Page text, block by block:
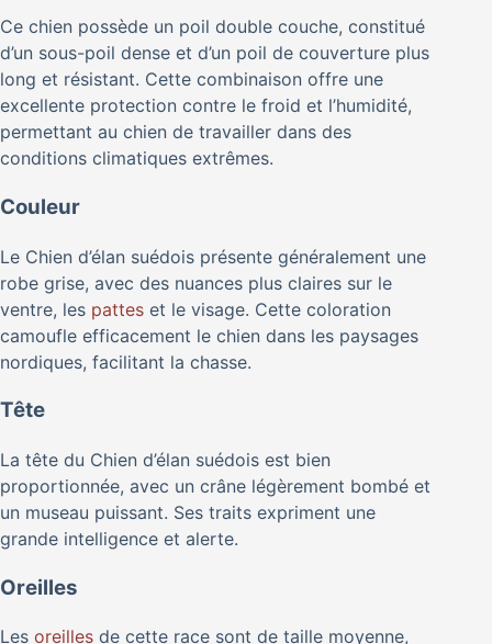
Ce chien possède un poil double couche, constitué
d’un sous-poil dense et d’un poil de couverture plus
long et résistant. Cette combinaison offre une
excellente protection contre le froid et l’humidité,
permettant au chien de travailler dans des
conditions climatiques extrêmes.
Couleur
Le Chien d’élan suédois présente généralement une
robe grise, avec des nuances plus claires sur le
ventre, les pattes et le visage. Cette coloration
camoufle efficacement le chien dans les paysages
nordiques, facilitant la chasse.
Tête
La tête du Chien d’élan suédois est bien
proportionnée, avec un crâne légèrement bombé et
un museau puissant. Ses traits expriment une
grande intelligence et alerte.
Oreilles
Les oreilles de cette race sont de taille moyenne,